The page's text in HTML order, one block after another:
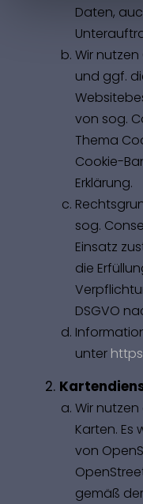
Daten,
Wir
und ggf.
von sog.
Thema
Cookie-
Erklärung.
sog.
Einsatz
die
DSGVO
unter
Wir
Karten.
von
gemäß